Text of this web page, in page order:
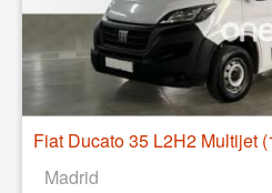
Fiat Ducato 35 L2H2 Multijet
Madrid